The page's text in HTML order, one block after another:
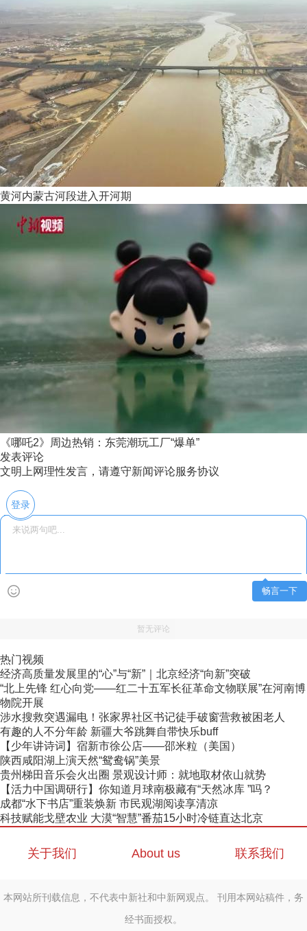
黄河内蒙古河段进入开河期
《哪吒2》周边热销：东莞潮玩工厂“爆单”
发表评论
文明上网理性发言，请遵守新闻评论服务协议
登录
畅言一下
暂无评论
热门视频
经济高质量发展里的“心”与“新”｜北京经济“向新”突破
“北上先锋 红心向党——红二十五军长征革命文物联展”在河南博
物院开展
涉水搜救突遇漏电！张家界社区书记徒手破窗营救被困老人
有趣的人不分年龄 新疆大爷跳舞自带快乐buff
【少年讲诗词】宿新市徐公店——邵米粒（美国）
陕西咸阳湖上演天然“鸳鸯锅”美景
贵州梯田音乐会火出圈 景观设计师：就地取材依山就势
【活力中国调研行】你知道月球南极藏有“天然冰库 ”吗？
成都“水下书店”重装焕新 市民观湖阅读享清凉
科技赋能戈壁农业 大漠“智慧”番茄15小时冷链直达北京
关于我们 About us 联系我们
本网站所刊载信息，不代表中新社和中新网观点。 刊用本网站稿件，务
经书面授权。